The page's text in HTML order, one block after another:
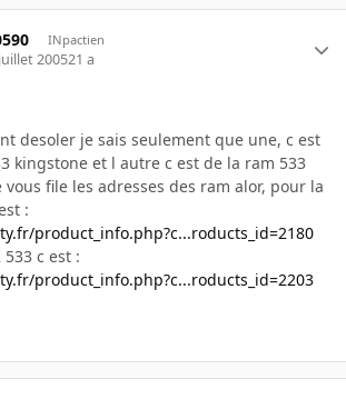
INpactien
200521 a
desoler je sais seulement que une, c est
kingstone et l autre c est de la ram 533
file les adresses des ram alor, pour la
:
product_info.php?c...roducts_id=2180
c est :
product_info.php?c...roducts_id=2203